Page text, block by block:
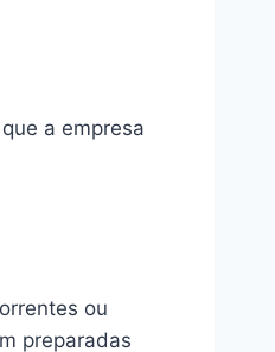
a empresa
ou
preparadas